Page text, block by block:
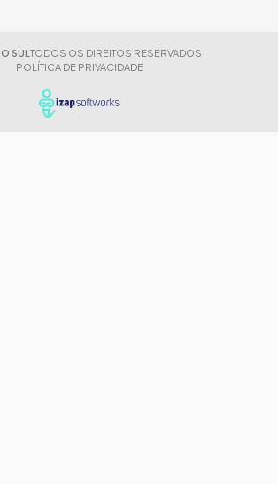
SUL TODOS OS DIREITOS RESERVADOS
POLÍTICA DE PRIVACIDADE